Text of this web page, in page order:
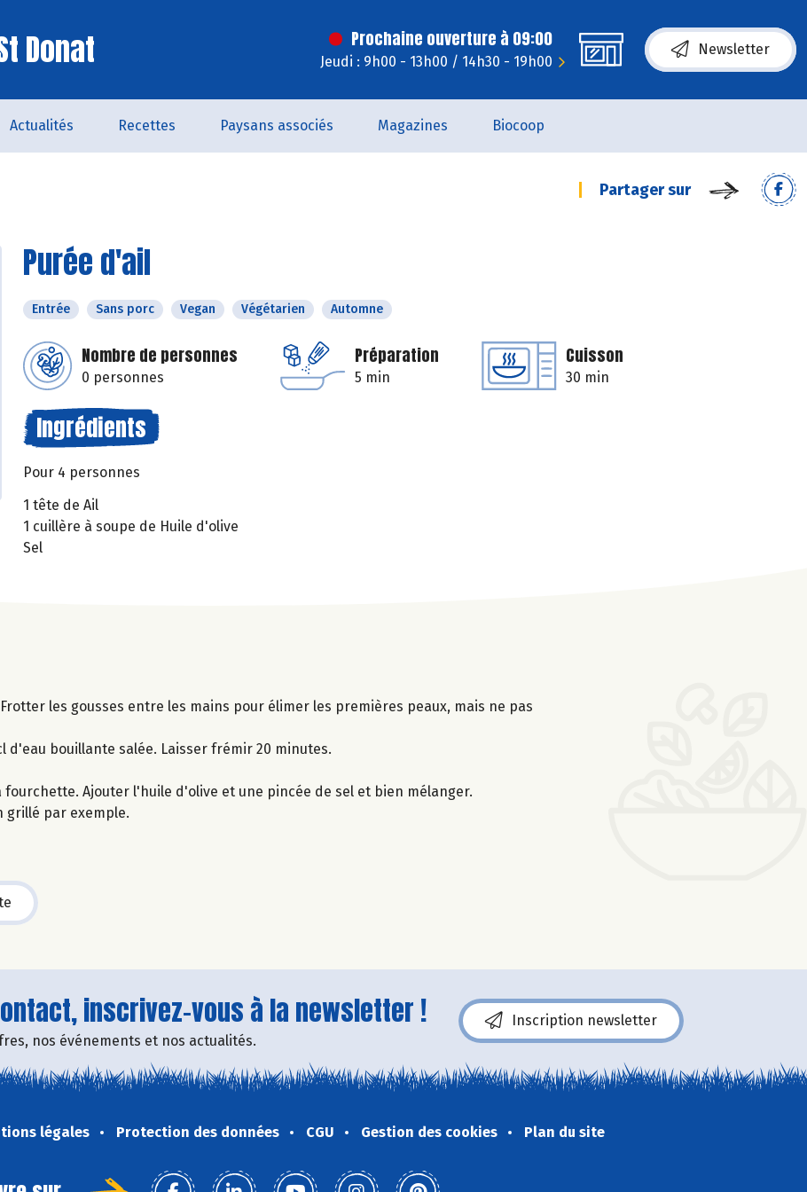
Donat Prochaine ouverture à 09:00
Jeudi : 9h00 - 13h00 / 14h30 - 19h00
Newsletter
Actualités Recettes Paysans associés Magazines Biocoop
Partager sur
Purée d'ail
Entrée Sans porc Vegan Végétarien Automne
Nombre de personnes
0 personnes
Préparation
5 min
Cuisson
30 min
Ingrédients
Pour 4 personnes
1 tête de Ail
1 cuillère à soupe de Huile d'olive
Sel
les gousses entre les mains pour élimer les premières peaux, mais ne pas
d'eau bouillante salée. Laisser frémir 20 minutes.
Ajouter l'huile d'olive et une pincée de sel et bien mélanger.
grillé par exemple.
inscrivez-vous à la newsletter !
nos événements et nos actualités.
Inscription newsletter
légales Protection des données CGU Gestion des cookies Plan du site